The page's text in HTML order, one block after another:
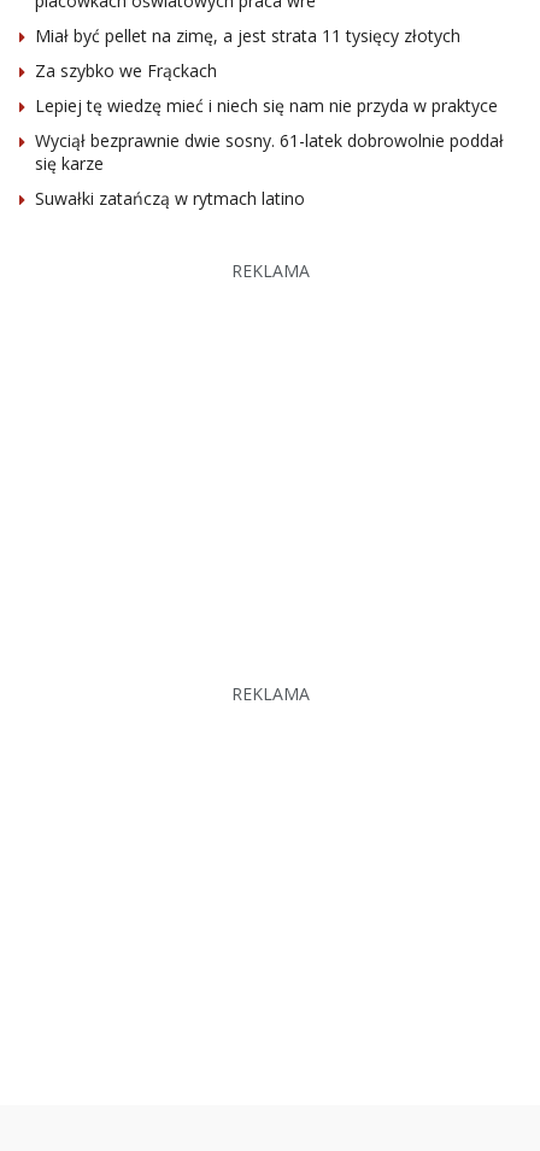
Miał być pellet na zimę, a jest strata 11 tysięcy złotych
Za szybko we Frąckach
Lepiej tę wiedzę mieć i niech się nam nie przyda w praktyce
Wyciął bezprawnie dwie sosny. 61-latek dobrowolnie poddał
się karze
Suwałki zatańczą w rytmach latino
REKLAMA
REKLAMA